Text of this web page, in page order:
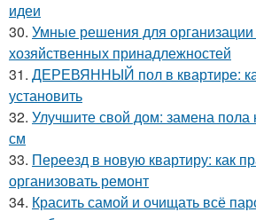
идеи
30. Умные решения для
хозяйственных принадлежностей
31. ДЕРЕВЯННЫЙ пол в квартире:
установить
32. Улучшите свой дом: замена пола
см
33. Переезд в новую квартиру: как
организовать ремонт
34. Красить самой и очищать всё